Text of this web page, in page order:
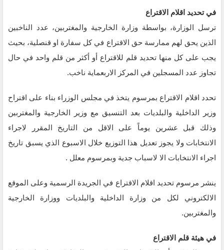
في تحديد اقلام الاقتراع
ترسل الوزارة، بواسطة وزارة الخارجية والمغتربين، عدد الناخبين
الذين يحق لهم ممارسة حق الاقتراع في كل سفارة او قنصلية، بحيث
يجب على كل منها تحديد قلم للاقتراع أو أكثر من قلم واحد في حال
تجاوز عدد المسجلين في المركز الاربعماية ناخب.
تحدد اقلام الاقتراع بمرسوم يتخذ في مجلس الوزراء بناء على اقتراح
وزير الداخلية والبلديات بعد التنسيق مع وزير الخارجية والمغتربين
وذلك قبل عشرين يوماً على الاقل من التاريخ المقرر لاجراء
الانتخابات ولا يجوز تعديل هذا التوزيع خلال الاسبوع الذي يسبق تاريخ
اجراء الانتخابات الا لاسباب جدية وبمرسوم معلل .
ينشر مرسوم تحديد اقلام الاقتراع في الجريدة الرسمية وعلى الموقع
الالكتروني لكل من وزارة الداخلية والبلديات ووزارة الخارجية
والمغتربين.
في هيئة قلم الاقتراع